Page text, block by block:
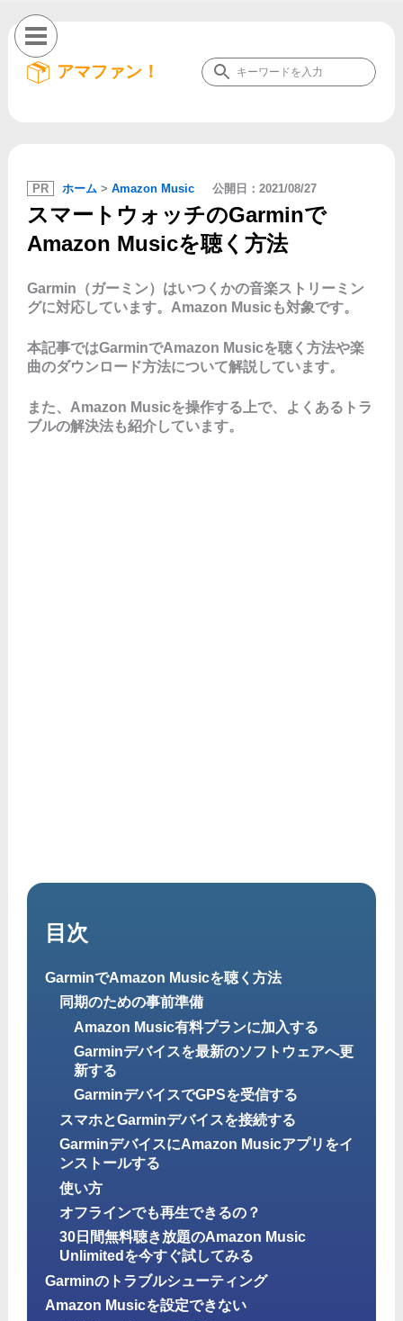
アマファン！
PR ホーム > Amazon Music 公開日： 2021/08/27
スマートウォッチのGarminで
Amazon Musicを聴く方法
Garmin（ガーミン）はいつくかの音楽ストリーミン
グに対応しています。Amazon Musicも対象です。
本記事ではGarminでAmazon Musicを聴く方法や楽
曲のダウンロード方法について解説しています。
また、Amazon Musicを操作する上で、よくあるトラ
ブルの解決法も紹介しています。
目次
GarminでAmazon Musicを聴く方法
同期のための事前準備
Amazon Music有料プランに加入する
Garminデバイスを最新のソフトウェアへ更
新する
GarminデバイスでGPSを受信する
スマホとGarminデバイスを接続する
GarminデバイスにAmazon Musicアプリをイ
ンストールする
使い方
オフラインでも再生できるの？
30日間無料聴き放題のAmazon Music
Unlimitedを今すぐ試してみる
Garminのトラブルシューティング
Amazon Musicを設定できない